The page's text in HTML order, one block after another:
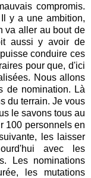
compromis.
y a une ambition,
va aller au bout de
aussi y avoir de
conduire ces
pour que, d'ici
Nous allons
de nomination. Là
du terrain. Je vous
le savons tous au
100 personnels en
les laisser
avec les
Les nominations
les mutations